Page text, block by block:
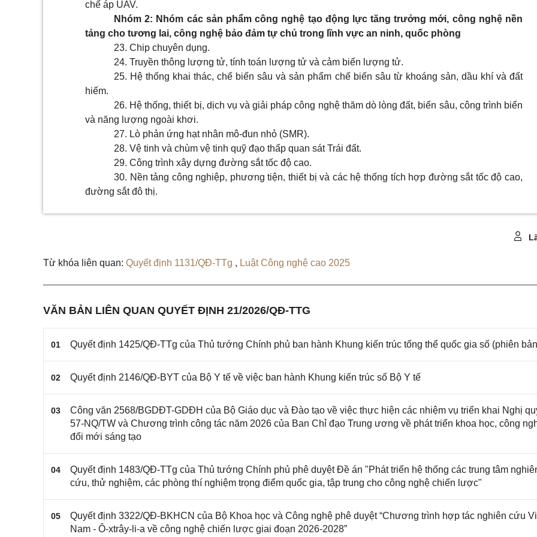
chế áp UAV.
Nhóm 2: Nhóm các sản phẩm công nghệ tạo động lực tăng trưởng mới, công nghệ nền
tảng cho tương lai, công nghệ bảo đảm tự chủ trong lĩnh vực an ninh, quốc phòng
23. Chip chuyên dụng.
24. Truyền thông lượng tử, tính toán lượng tử và cảm biến lượng tử.
25. Hệ thống khai thác, chế biến sâu và sản phẩm chế biến sâu từ khoáng sản, dầu khí và đất
hiếm.
26. Hệ thống, thiết bị, dịch vụ và giải pháp công nghệ thăm dò lòng đất, biển sâu, công trình biển
và năng lượng ngoài khơi.
27. Lò phản ứng hạt nhân mô-đun nhỏ (SMR).
28. Vệ tinh và chùm vệ tinh quỹ đạo thấp quan sát Trái đất.
29. Công trình xây dựng đường sắt tốc độ cao.
30. Nền tảng công nghiệp, phương tiện, thiết bị và các hệ thống tích hợp đường sắt tốc độ cao,
đường sắt đô thị.
Từ khóa liên quan: Quyết định 1131/QĐ-TTg , Luật Công nghệ cao 2025
VĂN BẢN LIÊN QUAN QUYẾT ĐỊNH 21/2026/QĐ-TTG
01 Quyết định 1425/QĐ-TTg của Thủ tướng Chính phủ ban hành Khung kiến trúc tổng thể quốc gia số (phiên
02 Quyết định 2146/QĐ-BYT của Bộ Y tế về việc ban hành Khung kiến trúc số Bộ Y tế
03
Công văn 2568/BGDĐT-GDĐH của Bộ Giáo dục và Đào tạo về việc thực hiện các nhiệm vụ triển khai Nghị
57-NQ/TW và Chương trình công tác năm 2026 của Ban Chỉ đạo Trung ương về phát triển khoa học, công
đổi mới sáng tạo
04
Quyết định 1483/QĐ-TTg của Thủ tướng Chính phủ phê duyệt Đề án "Phát triển hệ thống các trung tâm
cứu, thử nghiệm, các phòng thí nghiệm trọng điểm quốc gia, tập trung cho công nghệ chiến lược"
05
Quyết định 3322/QĐ-BKHCN của Bộ Khoa học và Công nghệ phê duyệt “Chương trình hợp tác nghiên cứu
Nam - Ô-xtrây-li-a về công nghệ chiến lược giai đoạn 2026-2028”